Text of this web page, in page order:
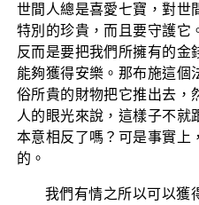
世間人總是喜愛七寶，對世
特別的珍貴，而且要守護它
反而是要把我們所擁有的金
能夠獲得安樂。那布施這個
俗所貴的財物把它推出去，
人的眼光來說，這樣子不就
本意相反了嗎？可是事實上
的。
我們有情之所以可以獲